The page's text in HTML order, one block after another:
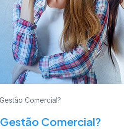
Comercial?
Comercial?